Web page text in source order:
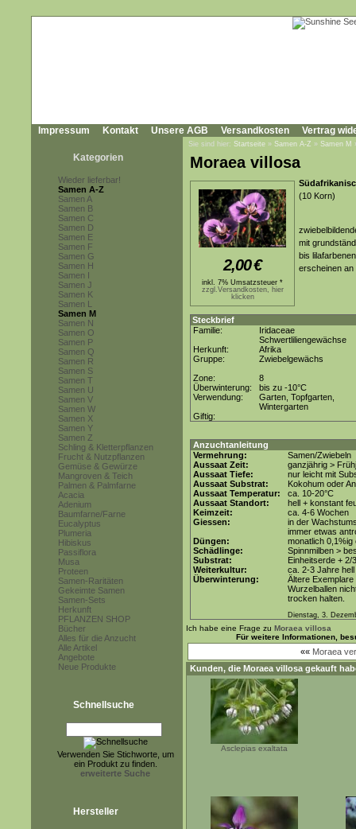
Impressum Kontakt Unsere AGB Versandkosten Vertrag
Kategorien
Wieder lieferbar!
Samen A-Z
Samen A
Samen B
Samen C
Samen D
Samen E
Samen F
Samen G
Samen H
Samen I
Samen J
Samen K
Samen L
Samen M
Samen N
Samen O
Samen P
Samen Q
Samen R
Samen S
Samen T
Samen U
Samen V
Samen W
Samen X
Samen Y
Samen Z
Schling & Kletterpflanzen
Frucht & Nutzpflanzen
Gemüse & Gewürze
Mangroven & Teich
Palmen & Palmfarne
Acacia
Adenium
Baumfarne/Farne
Eucalyptus
Plumeria
Hibiskus
Passiflora
Musa
Proteen
Samen-Raritäten
Gekeimte Samen
Samen-Sets
Herkunft
PFLANZEN SHOP
Bücher
Alles für die Anzucht
Alle Artikel
Angebote
Neue Produkte
Schnellsuche
Verwenden Sie Stichworte, um
ein Produkt zu finden.
erweiterte Suche
Hersteller
Sie sind hier: Startseite » Samen A-Z » Samen M
Moraea villosa
2,00€
inkl. 7% Umsatzsteuer *
zzgl.Versandkosten, hier
klicken
(10 Korn)
mit
bis
erscheinen an
Steckbrief
Familie:
Iridaceae
Schwertliliengewächse
Herkunft:
Afrika
Gruppe:
Zwiebelgewächs
Zone:
8
Überwinterung:
bis zu -10°C
Verwendung:
Garten, Topfgarten,
Wintergarten
Giftig:
Anzuchtanleitung
Vermehrung:
Samen/Zwiebeln
Aussaat Zeit:
ganzjährig >
Aussaat Tiefe:
nur leicht mit
Aussaat Substrat:
Kokohum oder
Aussaat Temperatur:
ca. 10-20°C
Aussaat Standort:
hell + konstant
Keimzeit:
ca. 4-6 Wochen
Giessen:
in der
immer etwas
Düngen:
monatlich
Schädlinge:
Spinnmilben >
Substrat:
Einheitserde + 2/
Weiterkultur:
ca. 2-3 Jahre
Überwinterung:
Ältere
Wurzelballen
trocken halten.
Dienstag, 3.
Ich habe eine Frage zu Moraea villosa
Für weitere Informationen,
«« Moraea
Kunden, die Moraea villosa gekauft
Asclepias exaltata